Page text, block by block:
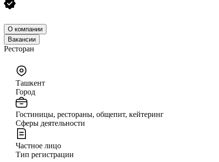
О компании
Вакансии
Ресторан
Ташкент
Город
Гостиницы, рестораны, общепит, кейтеринг
Сферы деятельности
Частное лицо
Тип регистрации